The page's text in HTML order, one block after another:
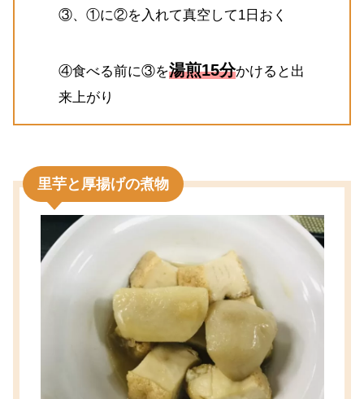
③、①に②を入れて真空して1日おく
④食べる前に③を湯煎15分かけると出
来上がり
里芋と厚揚げの煮物